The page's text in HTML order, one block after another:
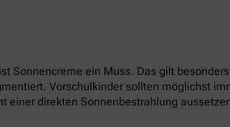
Sonnencreme ein Muss. Das gilt
Vorschulkinder sollten möglichst
einer direkten Sonnenbestrahlung